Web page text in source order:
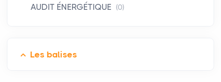
AUDIT ÉNERGÉTIQUE (0)
Les balises